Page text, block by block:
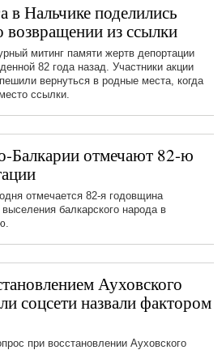
в Нальчике поделились
из ссылки
митинг памяти жертв депортации
82 года назад. Участники акции
вернуться в родные места, когда
ссылки.
Балкарии отмечают 82-ю
отмечается 82-я годовщина
балкарского народа в
Ауховского
соцсети назвали фактором
при восстановлении Ауховского